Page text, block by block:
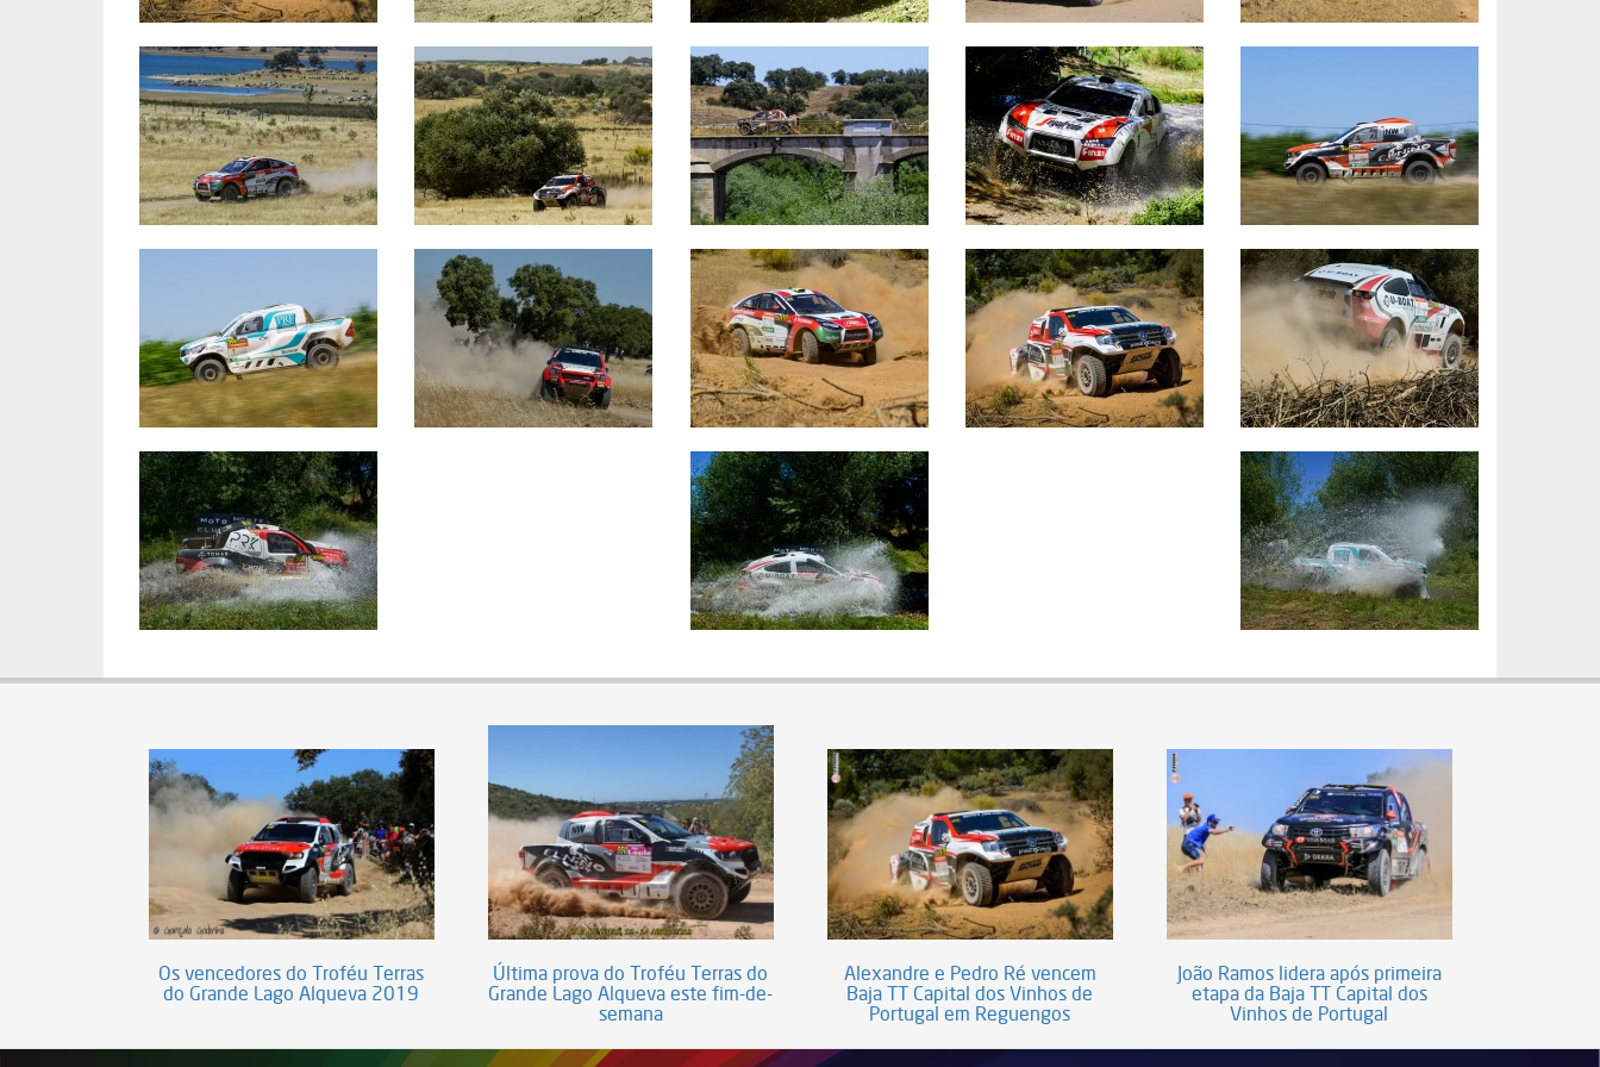
Os vencedores do Troféu Terras
do Grande Lago Alqueva 2019
Última prova do Troféu Terras do
Grande Lago Alqueva este fim-de-
semana
Alexandre e Pedro Ré vencem
Baja TT Capital dos Vinhos de
Portugal em Reguengos
João Ramos lidera após primeira
etapa da Baja TT Capital dos
Vinhos de Portugal